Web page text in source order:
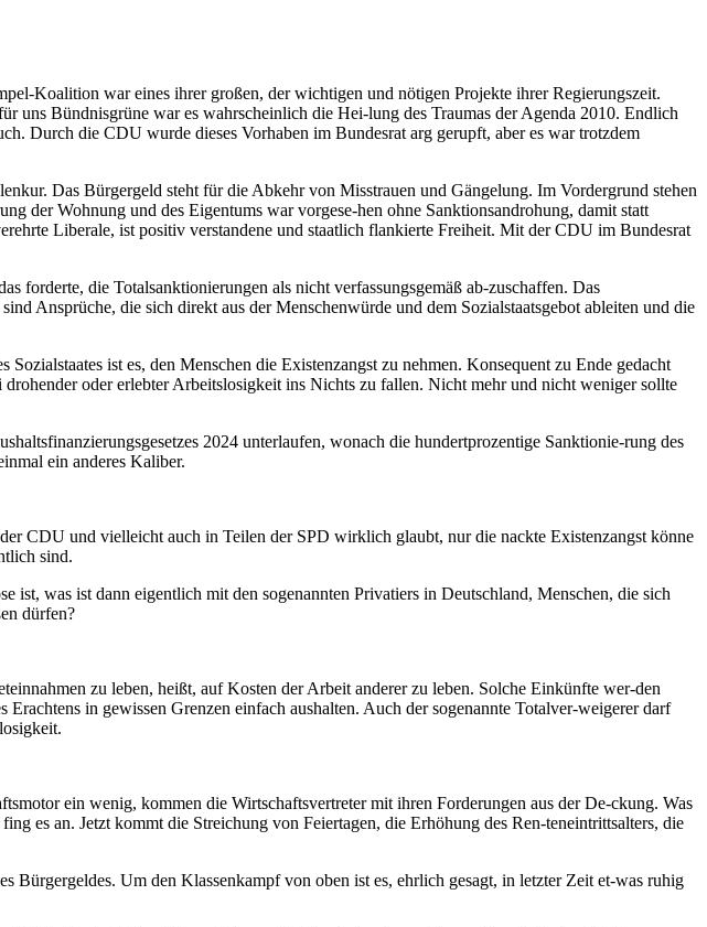
Koalition war eines ihrer großen, der wichtigen und nötigen Projekte ihrer Regierungszeit.
uns Bündnisgrüne war es wahrscheinlich die Hei-lung des Traumas der Agenda 2010. Endlich
Durch die CDU wurde dieses Vorhaben im Bundesrat arg gerupft, aber es war trotzdem
Das Bürgergeld steht für die Abkehr von Misstrauen und Gängelung. Im Vordergrund stehen
der Wohnung und des Eigentums war vorgese-hen ohne Sanktionsandrohung, damit statt
Liberale, ist positiv verstandene und staatlich flankierte Freiheit. Mit der CDU im Bundesrat
forderte, die Totalsanktionierungen als nicht verfassungsgemäß ab-zuschaffen. Das
Ansprüche, die sich direkt aus der Menschenwürde und dem Sozialstaatsgebot ableiten und die
ist es, den Menschen die Existenzangst zu nehmen. Konsequent zu Ende gedacht
oder erlebter Arbeitslosigkeit ins Nichts zu fallen. Nicht mehr und nicht weniger sollte
2024 unterlaufen, wonach die hundertprozentige Sanktionie-rung des
ein anderes Kaliber.
CDU und vielleicht auch in Teilen der SPD wirklich glaubt, nur die nackte Existenzangst könne
sind.
was ist dann eigentlich mit den sogenannten Privatiers in Deutschland, Menschen, die sich
dürfen?
zu leben, heißt, auf Kosten der Arbeit anderer zu leben. Solche Einkünfte wer-den
in gewissen Grenzen einfach aushalten. Auch der sogenannte Totalver-weigerer darf
ein wenig, kommen die Wirtschaftsvertreter mit ihren Forderungen aus der De-ckung. Was
es an. Jetzt kommt die Streichung von Feiertagen, die Erhöhung des Ren-teneintrittsalters, die
Um den Klassenkampf von oben ist es, ehrlich gesagt, in letzter Zeit et-was ruhig